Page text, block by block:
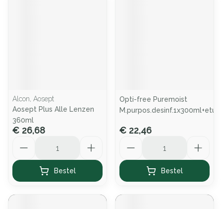
Alcon, Aosept
Aosept Plus Alle Lenzen
360ml
€ 26,68
Bestel
Opti-free Puremoist
M.purpos.desinf.1x300ml+etui
€ 22,46
Bestel